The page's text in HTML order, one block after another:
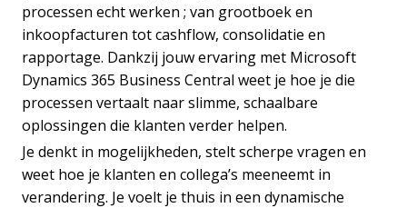
processen echt werken ; van grootboek en
inkoopfacturen tot cashflow, consolidatie en
rapportage. Dankzij jouw ervaring met Microsoft
Dynamics 365 Business Central weet je hoe je die
processen vertaalt naar slimme, schaalbare
oplossingen die klanten verder helpen.
Je denkt in mogelijkheden, stelt scherpe vragen en
weet hoe je klanten en collega’s meeneemt in
verandering. Je voelt je thuis in een dynamische